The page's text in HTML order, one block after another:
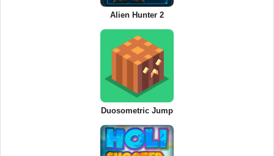
Alien Hunter 2
Duosometric Jump